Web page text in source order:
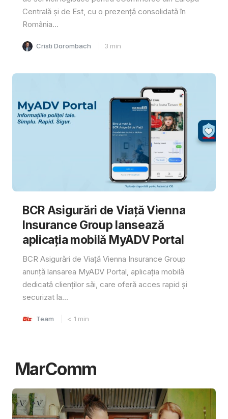
Centrală și de Est, cu o prezență consolidată în
România...
Cristi Dorombach 3 min
BCR Asigurări de Viață Vienna
Insurance Group lansează
aplicația mobilă MyADV Portal
BCR Asigurări de Viață Vienna Insurance Group
anunță lansarea MyADV Portal, aplicația mobilă
dedicată clienților săi, care oferă acces rapid și
securizat la...
Team < 1 min
MarComm